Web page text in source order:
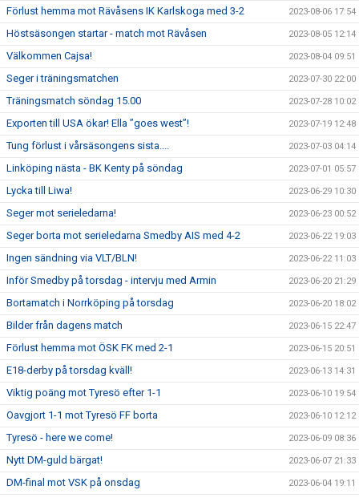
Förlust hemma mot Rävåsens IK Karlskoga med 3-2 2023-08-06 17:54
Höstsäsongen startar - match mot Rävåsen 2023-08-05 12:14
Välkommen Cajsa! 2023-08-04 09:51
Seger i träningsmatchen 2023-07-30 22:00
Träningsmatch söndag 15.00 2023-07-28 10:02
Exporten till USA ökar! Ella ”goes west”! 2023-07-19 12:48
Tung förlust i vårsäsongens sista.... 2023-07-03 04:14
Linköping nästa - BK Kenty på söndag 2023-07-01 05:57
Lycka till Liwa! 2023-06-29 10:30
Seger mot serieledarna! 2023-06-23 00:52
Seger borta mot serieledarna Smedby AIS med 4-2 2023-06-22 19:03
Ingen sändning via VLT/BLN! 2023-06-22 11:03
Inför Smedby på torsdag - intervju med Armin 2023-06-20 21:29
Bortamatch i Norrköping på torsdag 2023-06-20 18:02
Bilder från dagens match 2023-06-15 22:47
Förlust hemma mot ÖSK FK med 2-1 2023-06-15 20:51
E18-derby på torsdag kväll! 2023-06-13 14:31
Viktig poäng mot Tyresö efter 1-1 2023-06-10 19:54
Oavgjort 1-1 mot Tyresö FF borta 2023-06-10 12:12
Tyresö - here we come! 2023-06-09 08:36
Nytt DM-guld bärgat! 2023-06-07 21:33
DM-final mot VSK på onsdag 2023-06-04 19:11